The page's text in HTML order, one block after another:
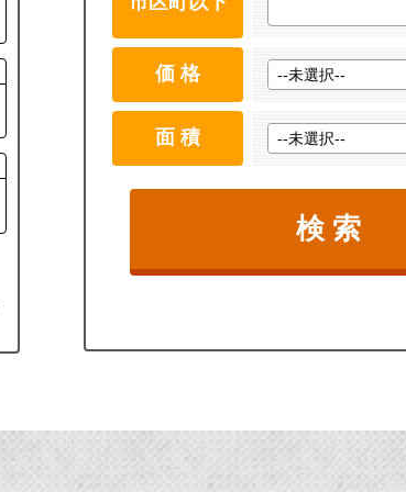
価 格
面 積